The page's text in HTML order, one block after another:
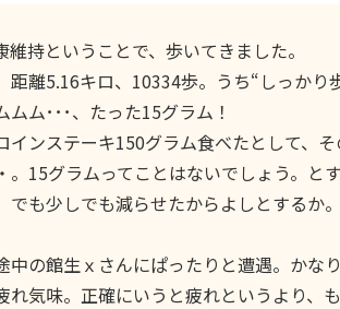
維持ということで、歩いてきました。
距離5.16キロ、10334歩。うち“しっか
ムム･･･、たった15グラム！
インステーキ150グラム食べたとして、
。15グラムってことはないでしょう。
でも少しでも減らせたからよしとするか。
中の館生ｘさんにぱったりと遭遇。かな
れ気味。正確にいうと疲れというより、